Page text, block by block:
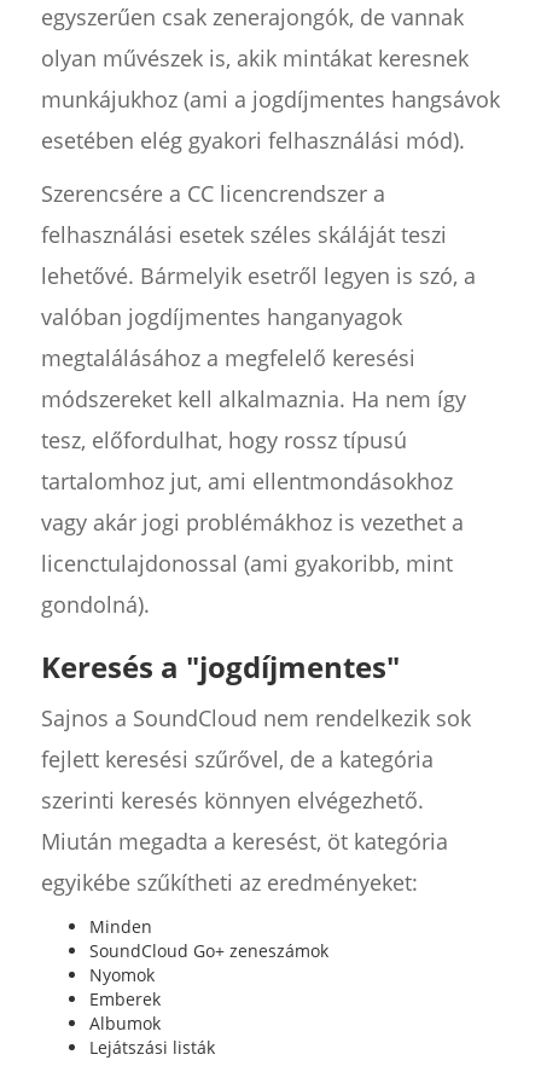
egyszerűen csak zenerajongók, de vannak
olyan művészek is, akik mintákat keresnek
munkájukhoz (ami a jogdíjmentes hangsávok
esetében elég gyakori felhasználási mód).
Szerencsére a CC licencrendszer a
felhasználási esetek széles skáláját teszi
lehetővé. Bármelyik esetről legyen is szó, a
valóban jogdíjmentes hanganyagok
megtalálásához a megfelelő keresési
módszereket kell alkalmaznia. Ha nem így
tesz, előfordulhat, hogy rossz típusú
tartalomhoz jut, ami ellentmondásokhoz
vagy akár jogi problémákhoz is vezethet a
licenctulajdonossal (ami gyakoribb, mint
gondolná).
Keresés a "jogdíjmentes"
Sajnos a SoundCloud nem rendelkezik sok
fejlett keresési szűrővel, de a kategória
szerinti keresés könnyen elvégezhető.
Miután megadta a keresést, öt kategória
egyikébe szűkítheti az eredményeket:
Minden
SoundCloud Go+ zeneszámok
Nyomok
Emberek
Albumok
Lejátszási listák